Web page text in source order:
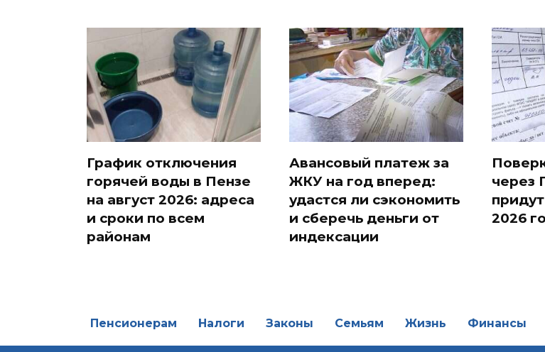
График отключения
горячей воды в Пензе
на август 2026: адреса
и сроки по всем
районам
Авансовый платеж за
ЖКУ на год вперед:
удастся ли сэкономить
и сберечь деньги от
индексации
через
2026
Пенсионерам Налоги Законы Семьям Жизнь Финансы